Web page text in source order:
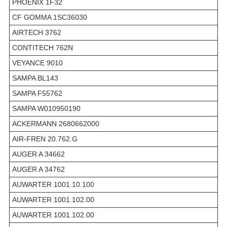
PHOENIX 1F32
CF GOMMA 1SC36030
AIRTECH 3762
CONTITECH 762N
VEYANCE 9010
SAMPA BL143
SAMPA F55762
SAMPA W010950190
ACKERMANN 2680662000
AIR-FREN 20.762.G
AUGER A 34662
AUGER A 34762
AUWARTER 1001.10.100
AUWARTER 1001.102.00
AUWARTER 1001.102.00